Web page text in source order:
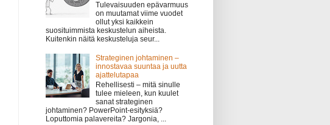
Tulevaisuuden epävarmuus
on muutamat viime vuodet
ollut yksi kaikkein
suosituimmista keskustelun aiheista.
Kuitenkin näitä keskusteluja seur...
Strateginen johtaminen –
innostavaa suuntaa ja uutta
ajattelutapaa
Rehellisesti – mitä sinulle
tulee mieleen, kun kuulet
sanat strateginen
johtaminen? PowerPoint-esityksiä?
Loputtomia palavereita? Jargonia, ...